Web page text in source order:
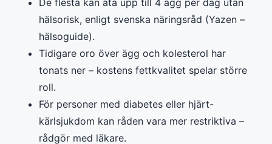
hälsorisk, enligt svenska näringsråd (Yazen –
hälsoguide).
Tidigare oro över ägg och kolesterol har
tonats ner – kostens fettkvalitet spelar större
roll.
För personer med diabetes eller hjärt-
kärlsjukdom kan råden vara mer restriktiva –
rådgör med läkare.